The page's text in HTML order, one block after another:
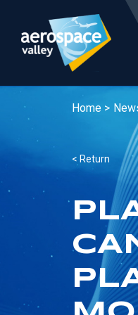
main
content
Home >
< Return